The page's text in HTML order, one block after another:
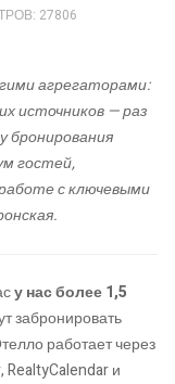
27806
агрегаторами:
источников — раз
бронирования
гостей,
с ключевыми
у нас более 1,5
забронировать
работает через
и